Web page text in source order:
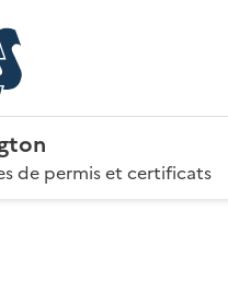
de permis et certificats